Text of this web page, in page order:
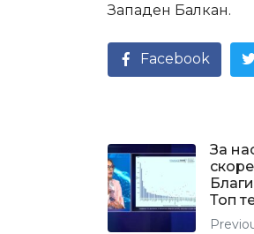
Западен Балкан.
Facebook
За
Топ